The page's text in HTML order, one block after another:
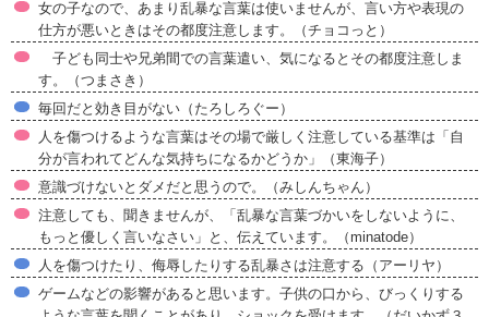
女の子なので、あまり乱暴な言葉は使いませんが、言い方や表現の
仕方が悪いときはその都度注意します。（チョコっと）
子ども同士や兄弟間での言葉遣い、気になるとその都度注意しま
す。（つまさき）
毎回だと効き目がない（たろしろぐー）
人を傷つけるような言葉はその場で厳しく注意している基準は「自
分が言われてどんな気持ちになるかどうか」（東海子）
意識づけないとダメだと思うので。（みしんちゃん）
注意しても、聞きませんが、「乱暴な言葉づかいをしないように、
もっと優しく言いなさい」と、伝えています。（minatode）
人を傷つけたり、侮辱したりする乱暴さは注意する（アーリヤ）
ゲームなどの影響があると思います。子供の口から、びっくりする